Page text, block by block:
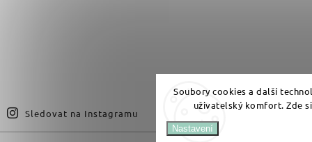
Soubory cookies a další
uživatelský komfort. Zde
Nastavení
Sledovat na Instagramu